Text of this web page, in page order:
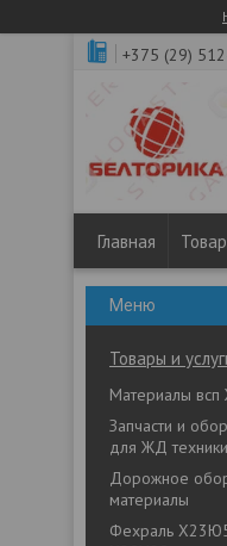
+375 (29)
Главная
Товары и
Материалы
Запчасти и
для ЖД техники
Дорожное
материалы
Фехраль